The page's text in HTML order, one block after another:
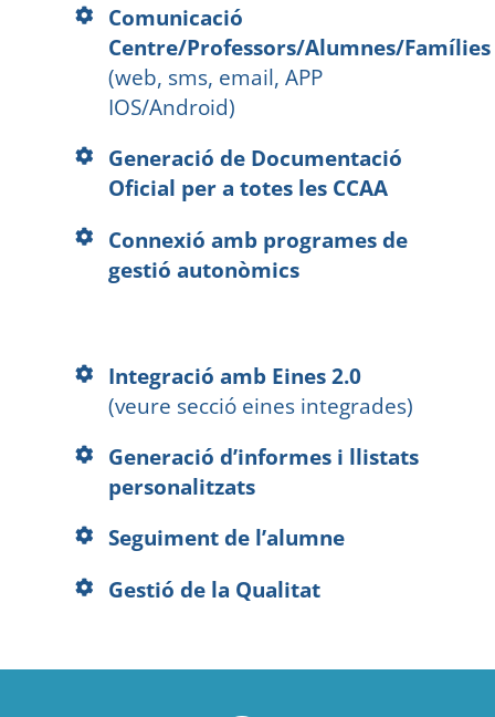
Comunicació
Centre/Professors/Alumnes/Famílies
(web, sms, email, APP
IOS/Android)
Generació de Documentació
Oficial per a totes les CCAA
Connexió amb programes de
gestió autonòmics
Integració amb Eines 2.0
(veure secció eines integrades)
Generació d’informes i llistats
personalitzats
Seguiment de l’alumne
Gestió de la Qualitat